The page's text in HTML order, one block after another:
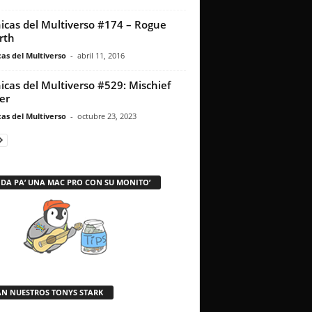
del Multiverso #174 – Rogue
del Multiverso - abril 11, 2016
del Multiverso #529: Mischief
del Multiverso - octubre 23, 2023
PA’ UNA MAC PRO CON SU MONITO’
NUESTROS TONYS STARK